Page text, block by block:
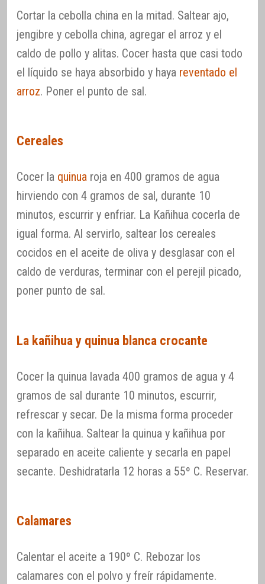
Cortar la cebolla china en la mitad. Saltear ajo,
jengibre y cebolla china, agregar el arroz y el
caldo de pollo y alitas. Cocer hasta que casi todo
el líquido se haya absorbido y haya reventado el
arroz. Poner el punto de sal.
Cereales
Cocer la quinua roja en 400 gramos de agua
hirviendo con 4 gramos de sal, durante 10
minutos, escurrir y enfriar. La Kañihua cocerla de
igual forma. Al servirlo, saltear los cereales
cocidos en el aceite de oliva y desglasar con el
caldo de verduras, terminar con el perejil picado,
poner punto de sal.
La kañihua y quinua blanca crocante
Cocer la quinua lavada 400 gramos de agua y 4
gramos de sal durante 10 minutos, escurrir,
refrescar y secar. De la misma forma proceder
con la kañihua. Saltear la quinua y kañihua por
separado en aceite caliente y secarla en papel
secante. Deshidratarla 12 horas a 55º C. Reservar.
Calamares
Calentar el aceite a 190º C. Rebozar los
calamares con el polvo y freír rápidamente.